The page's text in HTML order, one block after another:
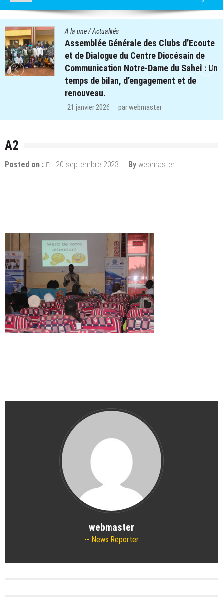
des Clubs d’Ecoute
du Centre Diocésain de
Notre-Dame du Sahel : Un
d’engagement et de
Quatre
des clubs
retrouvent
régions
A2
Posted on : 20 septembre 2023 By webmaster
webmaster
News Reporter